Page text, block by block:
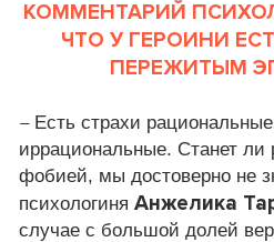
КОММЕНТАРИЙ
ЧТО У ГЕРОИНИ
ПЕРЕЖИТЫМ
– Есть страхи
иррациональные. Станет ли
фобией, мы достоверно не
психологиня Анжелика
случае с большой долей